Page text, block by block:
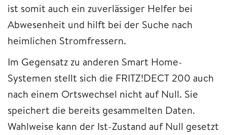
ist somit auch ein zuverlässiger Helfer bei
Abwesenheit und hilft bei der Suche nach
heimlichen Stromfressern.
Im Gegensatz zu anderen Smart Home-
Systemen stellt sich die FRITZ!DECT 200 auch
nach einem Ortswechsel nicht auf Null. Sie
speichert die bereits gesammelten Daten.
Wahlweise kann der Ist-Zustand auf Null gesetzt